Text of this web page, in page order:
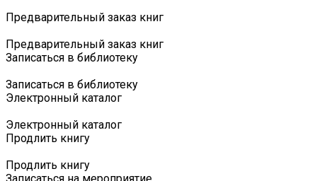
Предварительный заказ книг
Предварительный заказ книг
Записаться в библиотеку
Записаться в библиотеку
Электронный каталог
Электронный каталог
Продлить книгу
Продлить книгу